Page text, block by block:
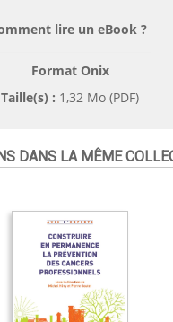
lire un eBook ?
Format Onix
Taille(s) : 1,32 Mo (PDF)
DANS LA MÊME